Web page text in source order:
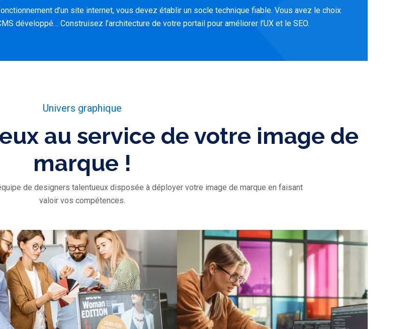
d’un site internet, vous devez établir un socle technique fiable. Vous avez le choix
développé… Construisez l’architecture de votre portail pour améliorer l’UX et le SEO.
Univers graphique
au service de votre image de
marque !
de designers talentueux disposée à déployer votre image de marque en faisant
valoir vos compétences.